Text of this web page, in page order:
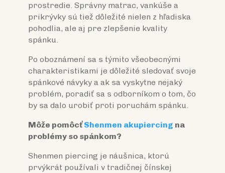
prostredie. Správny matrac, vankúše a
prikrývky sú tiež dôležité nielen z hľadiska
pohodlia, ale aj pre zlepšenie kvality
spánku.
Po oboznámení sa s týmito všeobecnými
charakteristikami je dôležité sledovať svoje
spánkové návyky a ak sa vyskytne nejaký
problém, poradiť sa s odborníkom o tom, čo
by sa dalo urobiť proti poruchám spánku.
Môže pomôcť Shenmen akupiercing na
problémy so spánkom?
Shenmen piercing je náušnica, ktorú
prvýkrát používali v tradičnej čínskej